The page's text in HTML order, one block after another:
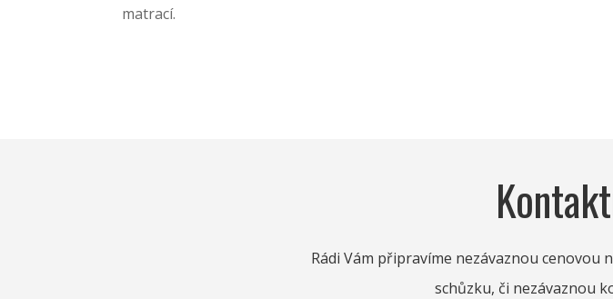
matrací.
Rádi Vám připravíme nezávaznou cenovou
schůzku, či nezávaznou